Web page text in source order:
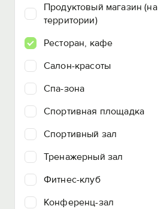
Продуктовый магазин (на
территории)
Ресторан, кафе
Салон-красоты
Спа-зона
Спортивная площадка
Спортивный зал
Тренажерный зал
Фитнес-клуб
Конференц-зал